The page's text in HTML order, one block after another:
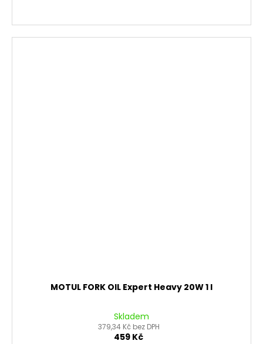
MOTUL FORK OIL Expert Heavy 20W 1 l
Skladem
379,34 Kč bez DPH
459 Kč